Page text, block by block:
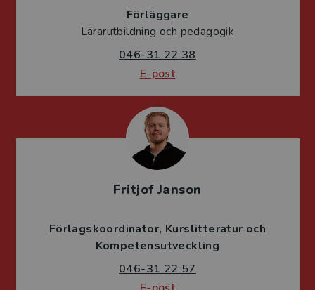
Förläggare
Lärarutbildning och pedagogik
046-31 22 38
E-post
Fritjof Janson
Förlagskoordinator Kurslitteratur och
Kompetensutveckling
046-31 22 57